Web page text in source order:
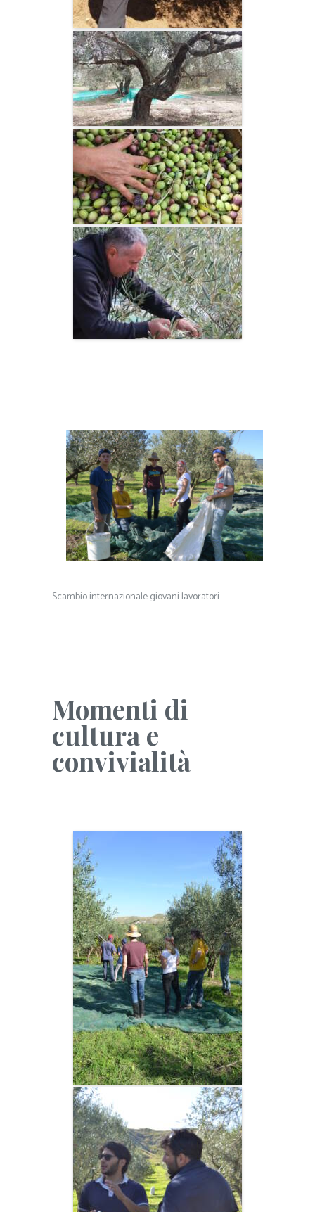
Scambio internazionale giovani lavoratori
Momenti di
cultura e
convivialità